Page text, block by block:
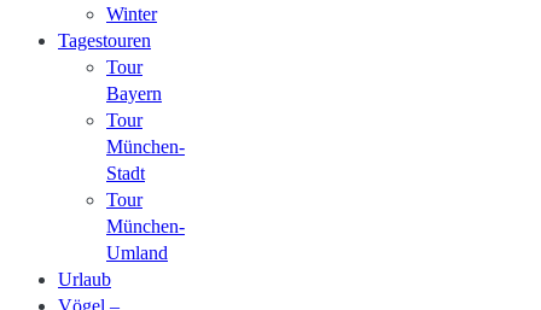
Winter
Tagestouren
Tour
Bayern
Tour
München-
Stadt
Tour
München-
Umland
Urlaub